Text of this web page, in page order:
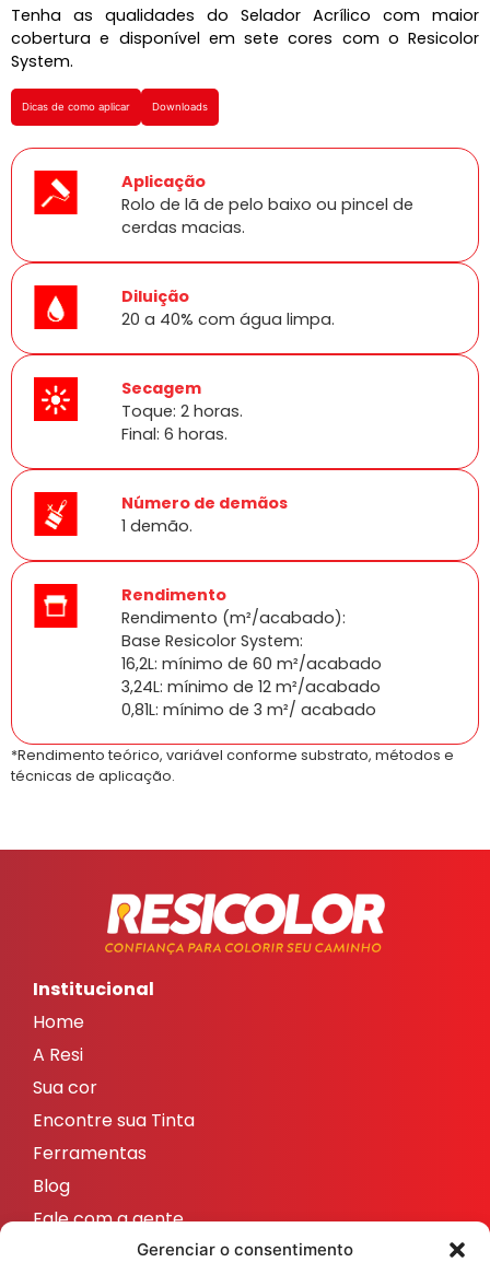
Gerenciar o consentimento
Tenha as qualidades do Selador Acrílico com maior
cobertura e disponível em sete cores com o Resicolor
System.
Dicas de como aplicar Downloads
Aplicação
Rolo de lã de pelo baixo ou pincel de
cerdas macias.
Diluição
20 a 40% com água limpa.
Secagem
Toque: 2 horas.
Final: 6 horas.
Número de demãos
1 demão.
Rendimento
Rendimento (m²/acabado):
Base Resicolor System:
16,2L: mínimo de 60 m²/acabado
3,24L: mínimo de 12 m²/acabado
0,81L: mínimo de 3 m²/ acabado
*Rendimento teórico, variável conforme substrato, métodos e
técnicas de aplicação.
Institucional
Home
A Resi
Sua cor
Encontre sua Tinta
Ferramentas
Blog
Fale com a gente
Redes sociais